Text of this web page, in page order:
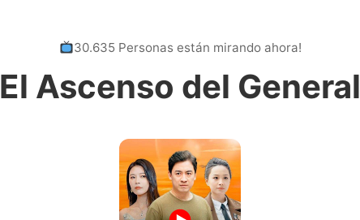
30.635 Personas están mirando ahora!
El Ascenso del General